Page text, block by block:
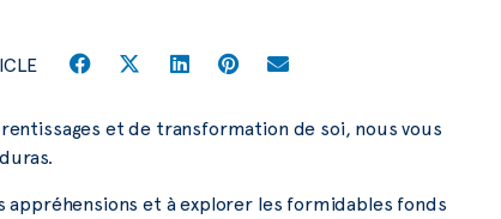
et de transformation de soi, nous vous
appréhensions et à explorer les formidables fonds